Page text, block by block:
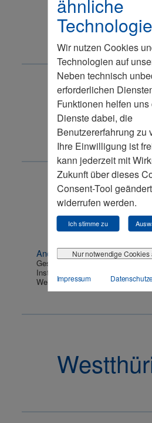
ähnliche
Wir nutzen Cookies
Technologien auf
Neben technisch
erforderlichen
Funktionen helfen
Dienste dabei, die
Benutzererfahrung zu
Ihre Einwilligung ist
kann jederzeit mit
Zukunft über dieses
Consent-Tool
widerrufen werden.
Ich stimme zu
Nur notwendige Cookies
Impressum
Andreas B. Koch
Geschäftsführer
Instrakon-Consulting GmbH
Weimar